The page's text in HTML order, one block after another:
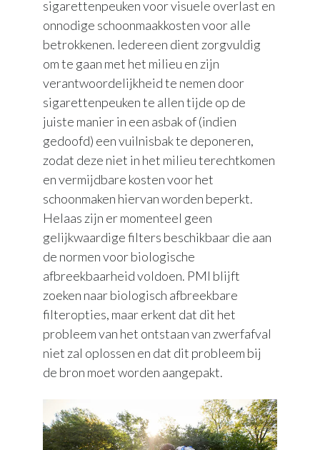
sigarettenpeuken voor visuele overlast en
onnodige schoonmaakkosten voor alle
betrokkenen. Iedereen dient zorgvuldig
om te gaan met het milieu en zijn
verantwoordelijkheid te nemen door
sigarettenpeuken te allen tijde op de
juiste manier in een asbak of (indien
gedoofd) een vuilnisbak te deponeren,
zodat deze niet in het milieu terechtkomen
en vermijdbare kosten voor het
schoonmaken hiervan worden beperkt.
Helaas zijn er momenteel geen
gelijkwaardige filters beschikbaar die aan
de normen voor biologische
afbreekbaarheid voldoen. PMI blijft
zoeken naar biologisch afbreekbare
filteropties, maar erkent dat dit het
probleem van het ontstaan van zwerfafval
niet zal oplossen en dat dit probleem bij
de bron moet worden aangepakt.